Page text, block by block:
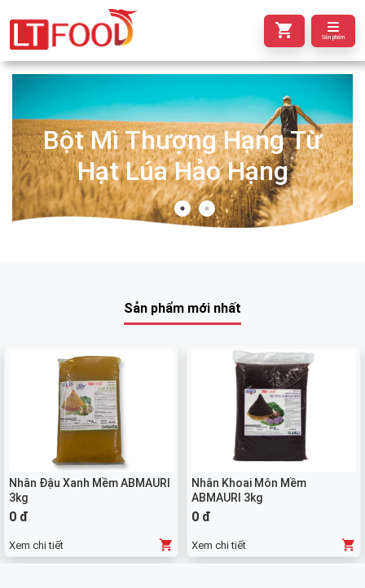
Sản phẩm
Bột Mì Thượng Hạng Từ
Hạt Lúa Hảo Hạng
Sản phẩm mới nhất
Nhân Đậu Xanh Mềm ABMAURI
3kg
0 đ
Xem chi tiết
Nhân Khoai Môn Mềm
ABMAURI 3kg
0 đ
Xem chi tiết